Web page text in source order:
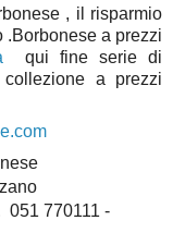
, il risparmio
.Borbonese a prezzi
qui fine serie di
a prezzi
051 770111 -